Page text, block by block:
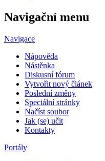
Navigační menu
Navigace
Nápověda
Nástěnka
Diskusní fórum
Vytvořit nový článek
Poslední změny
Speciální stránky
Načíst soubor
Jak (se) učit
Kontakty
Portály